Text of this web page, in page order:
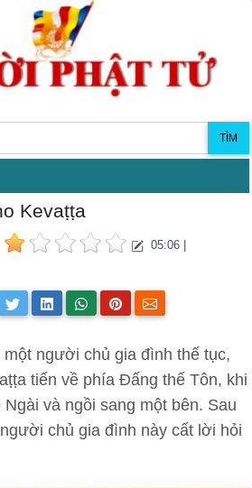
TÌM
Kevaṭṭa
05:06 |
một người chủ gia đình thế tục,
tiến về phía Đấng thế Tôn, khi
và ngồi sang một bên. Sau
chủ gia đình này cất lời hỏi